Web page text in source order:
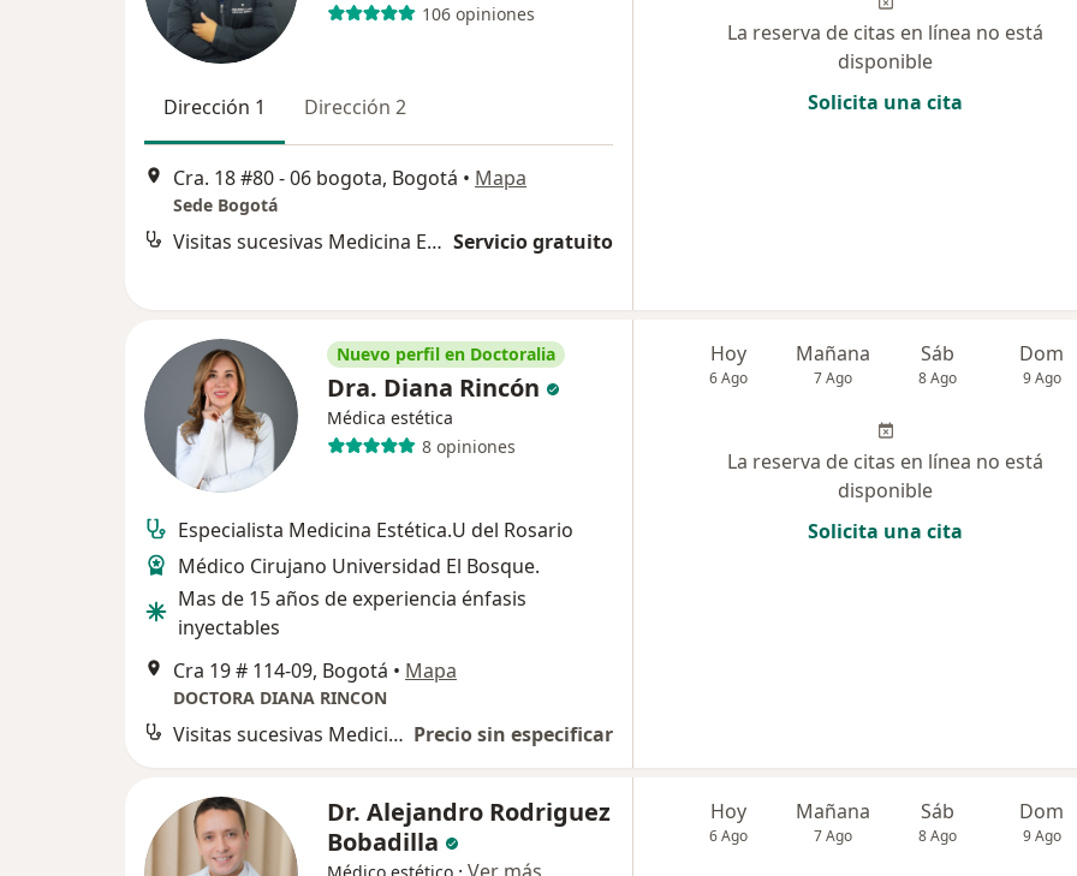
106 opiniones
Dirección 1 Dirección 2
Cra. 18 #80 - 06 bogota, Bogotá • Mapa
Sede Bogotá
Visitas sucesivas Medicina Estética Servicio gratuito
La reserva de citas en línea no está
disponible
Solicita una cita
Nuevo perfil en Doctoralia
Dra. Diana Rincón
Médica estética
8 opiniones
Especialista Medicina Estética.U del Rosario
Médico Cirujano Universidad El Bosque.
Mas de 15 años de experiencia énfasis
inyectables
Cra 19 # 114-09, Bogotá • Mapa
DOCTORA DIANA RINCON
Visitas sucesivas Medicina Estética Precio sin especificar
Hoy
6 Ago
Mañana
7 Ago
Sáb
8 Ago
Dom
9 Ago
La reserva de citas en línea no está
disponible
Solicita una cita
Dr. Alejandro Rodriguez
Bobadilla
Hoy
6 Ago
Mañana
7 Ago
Sáb
8 Ago
Dom
9 Ago